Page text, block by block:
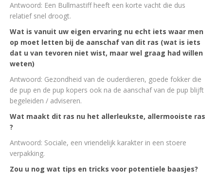
Antwoord: Een Bullmastiff heeft een korte vacht die dus
relatief snel droogt.
Wat is vanuit uw eigen ervaring nu echt iets waar men
op moet letten bij de aanschaf van dit ras (wat is iets
dat u van tevoren niet wist, maar wel graag had willen
weten)
Antwoord: Gezondheid van de ouderdieren, goede fokker die
de pup en de pup kopers ook na de aanschaf van de pup blijft
begeleiden / adviseren.
Wat maakt dit ras nu het allerleukste, allermooiste ras
?
Antwoord: Sociale, een vriendelijk karakter in een stoere
verpakking.
Zou u nog wat tips en tricks voor potentiele baasjes?